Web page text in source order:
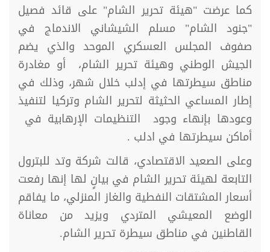
كما عرضت "هيئة تحرير الشام" على قائد فصيل
"جنود الشام" مسلم الشيشاني الاندماج في
صفوف المجلس العسكري الموحد والذي يضم
الجيش الوطني وهيئة تحرير الشام، أو مغادرة
مناطق سيطرتها في إدلب خلال شهر، وذلك في
إطار المساعي الحثيثة لتحرير الشام وتركيا لتنفيذ
وعودها بإنهاء وجود التنظيمات الإرهابية في
أماكن سيطرتها في ادلب .
وعلى الصعيد الاقتصادي، قالت شركة وتد للبترول
التابعة لهيئة تحرير الشام في بيانٍ لها إنها رفعت
أسعار المشتقات النفطية والغاز المنزلي، ما يفاقم
الوضع المعيشي المتردي ويزيد من معاناة
القاطنين في مناطق سيطرة تحرير الشام.